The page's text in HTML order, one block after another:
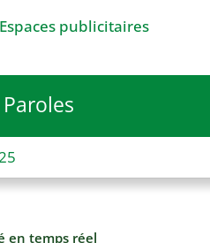
publicitaires
Paroles
en temps réel